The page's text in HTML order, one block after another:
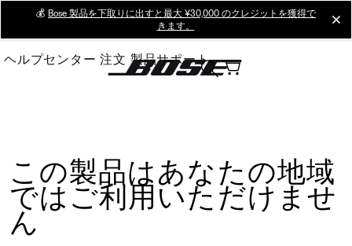
Main
💰 Bose 製品を下取りに出すと最大 ¥30,000 のクレジットを獲得で
きます。
ヘルプセンター 注文 製品サポート
この製品はあなたの地域
ではご利用いただけませ
ん